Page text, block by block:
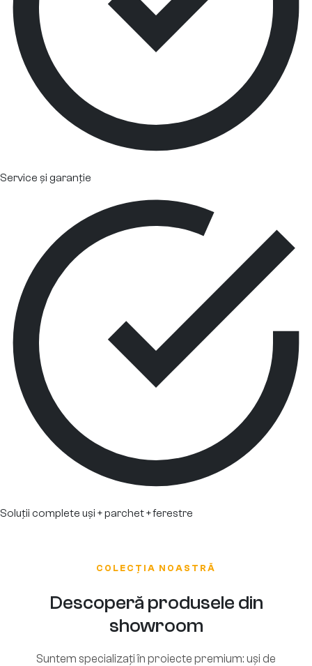
Service și garanție
Soluții complete uși + parchet + ferestre
COLECȚIA NOASTRĂ
Descoperă produsele din
showroom
Suntem specializați în proiecte premium: uși de